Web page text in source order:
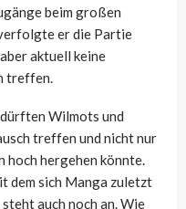
beim großen
er die Partie
aktuell keine
treffen.
Wilmots und
treffen und nicht nur
hoch hergehen könnte.
dem sich Manga zuletzt
auch noch an. Wie